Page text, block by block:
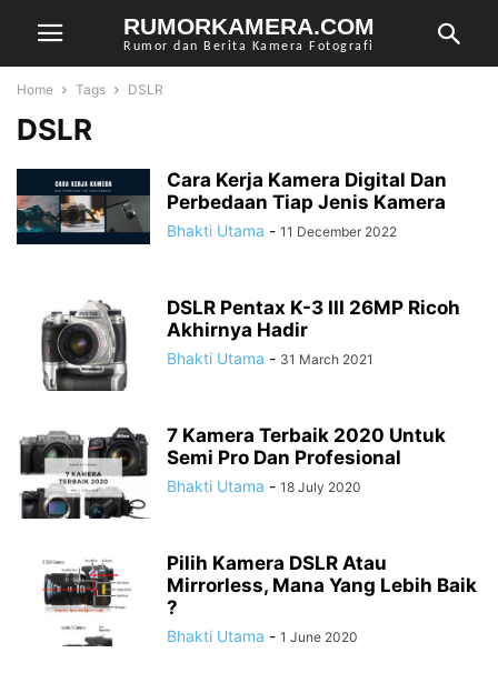
RUMORKAMERA.COM
Rumor dan Berita Kamera Fotografi
Home Tags DSLR
DSLR
Cara Kerja Kamera Digital Dan
Perbedaan Tiap Jenis Kamera
Bhakti Utama - 11 December 2022
DSLR Pentax K-3 III 26MP Ricoh
Akhirnya Hadir
Bhakti Utama - 31 March 2021
7 Kamera Terbaik 2020 Untuk
Semi Pro Dan Profesional
Bhakti Utama - 18 July 2020
Pilih Kamera DSLR Atau
Mirrorless, Mana Yang Lebih Baik
?
Bhakti Utama - 1 June 2020